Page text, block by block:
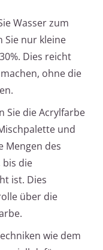
Wasser zum
Sie nur kleine
Dies reicht
ohne die
Sie die Acrylfarbe
und
Mengen des
bis die
ist. Dies
über die
wie dem